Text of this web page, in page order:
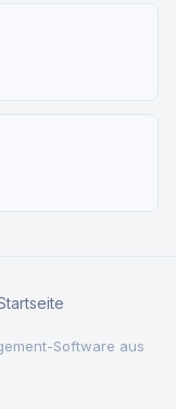
Software aus